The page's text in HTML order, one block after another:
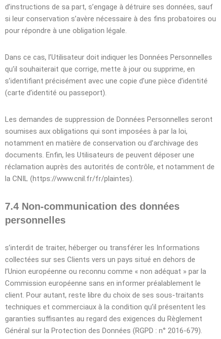
d’instructions de sa part, s’engage à détruire ses données, sauf
si leur conservation s’avère nécessaire à des fins probatoires ou
pour répondre à une obligation légale.
Dans ce cas, l’Utilisateur doit indiquer les Données Personnelles
qu’il souhaiterait que corrige, mette à jour ou supprime, en
s’identifiant précisément avec une copie d’une pièce d’identité
(carte d’identité ou passeport).
Les demandes de suppression de Données Personnelles seront
soumises aux obligations qui sont imposées à par la loi,
notamment en matière de conservation ou d’archivage des
documents. Enfin, les Utilisateurs de peuvent déposer une
réclamation auprès des autorités de contrôle, et notamment de
la CNIL (https://www.cnil.fr/fr/plaintes).
7.4 Non-communication des données
personnelles
s’interdit de traiter, héberger ou transférer les Informations
collectées sur ses Clients vers un pays situé en dehors de
l’Union européenne ou reconnu comme « non adéquat » par la
Commission européenne sans en informer préalablement le
client. Pour autant, reste libre du choix de ses sous-traitants
techniques et commerciaux à la condition qu’il présentent les
garanties suffisantes au regard des exigences du Règlement
Général sur la Protection des Données (RGPD : n° 2016-679).